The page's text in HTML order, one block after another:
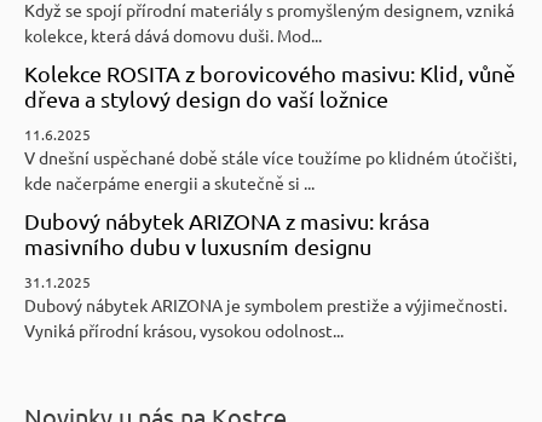
Když se spojí přírodní materiály s promyšleným designem, vzniká
kolekce, která dává domovu duši. Mod...
Kolekce ROSITA z borovicového masivu: Klid, vůně
dřeva a stylový design do vaší ložnice
11.6.2025
V dnešní uspěchané době stále více toužíme po klidném útočišti,
kde načerpáme energii a skutečně si ...
Dubový nábytek ARIZONA z masivu: krása
masivního dubu v luxusním designu
31.1.2025
Dubový nábytek ARIZONA je symbolem prestiže a výjimečnosti.
Vyniká přírodní krásou, vysokou odolnost...